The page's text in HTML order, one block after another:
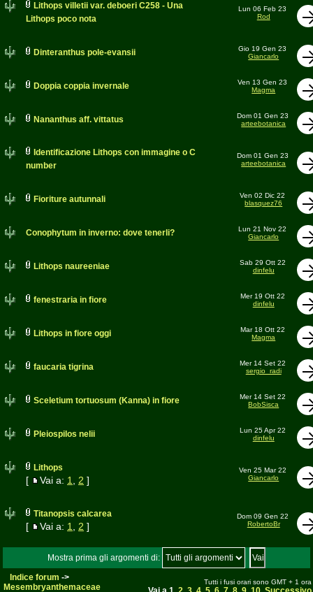
Lithops villetii var. deboeri C258 - Una
Lithops poco nota
Lun 06 Feb 23
Rod
Dinteranthus pole-evansii
Gio 19 Gen 23
Giancarlo
Doppia coppia invernale
Ven 13 Gen 23
Magma
Nananthus aff. vittatus
Dom 01 Gen 23
arteebotanica
Identificazione Lithops con immagine o C
number
Dom 01 Gen 23
arteebotanica
Fioriture autunnali
Ven 02 Dic 22
blasquez76
Conophytum in inverno: dove tenerli?
Lun 21 Nov 22
Giancarlo
Lithops naureeniae
Sab 29 Ott 22
dinfelu
fenestraria in fiore
Mer 19 Ott 22
dinfelu
Lithops in fiore oggi
Mar 18 Ott 22
Magma
faucaria tigrina
Mer 14 Set 22
sergio_radi
Sceletium tortuosum (Kanna) in fiore
Mer 14 Set 22
BobSisca
Pleiospilos nelii
Lun 25 Apr 22
dinfelu
Lithops
[ Vai a: 1 2 ]
Ven 25 Mar 22
Giancarlo
Titanopsis calcarea
[ Vai a: 1 2 ]
Dom 09 Gen 22
RobertoBr
Mostra prima gli argomenti di:
Indice forum ->
Mesembryanthemaceae
Tutti i fusi orari sono GMT + 1 ora